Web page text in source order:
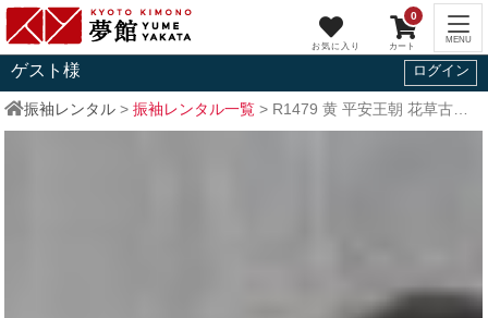
ゲスト 様 ログイン
0
振袖レンタル>振袖レンタル一覧 > R1479 黄 平安王朝 花草古典文(絹)